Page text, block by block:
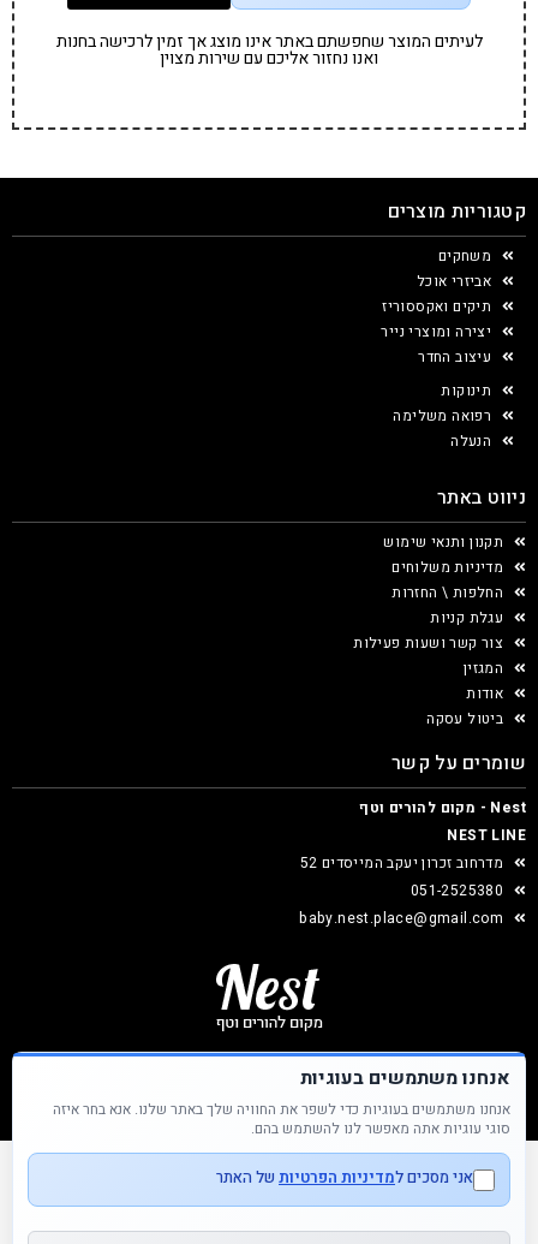
לעיתים המוצר שחפשתם באתר אינו מוצג אך זמין לרכישה בחנות
ואנו נחזור אליכם עם שירות מצוין
קטגוריות מוצרים
משחקים
אביזרי אוכל
תיקים ואקססוריז
יצירה ומוצרי נייר
עיצוב החדר
תינוקות
רפואה משלימה
הנעלה
ניווט באתר
תקנון ותנאי שימוש
מדיניות משלוחים
החלפות \ החזרות
עגלת קניות
צור קשר ושעות פעילות
המגזין
אודות
ביטול עסקה
שומרים על קשר
Nest - מקום להורים וטף
NEST LINE
מדרחוב זכרון יעקב המייסדים 52
051-2525380
baby.nest.place@gmail.com
Nest &copy כל הזכויות שמורות
אנחנו משתמשים בעוגיות
אנחנו משתמשים בעוגיות כדי לשפר את החוויה שלך באתר שלנו. אנא בחר איזה
סוגי עוגיות אתה מאפשר לנו להשתמש בהם.
אני מסכים למדיניות הפרטיות של האתר